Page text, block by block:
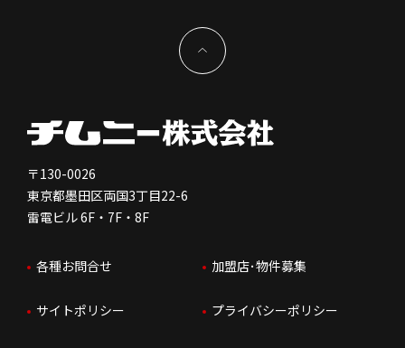
新型コロナウイルス対応
コーポレートガバナンス
免責事項
株価情報
IRお問合せ
会社を知る
人を知る
はたらく環境
人財育成
サステナビリティ
独立支援について
FC加盟店お問合せ
〒130-0026
東京都墨田区両国3丁目22-6
雷電ビル 6F・7F・8F
各種お問合せ 加盟店･物件募集
サイトポリシー プライバシーポリシー